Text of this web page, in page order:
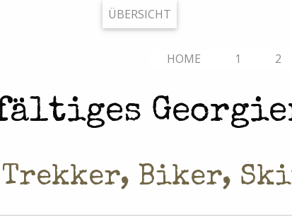
ÜBERSICHT
HOME 1 2
Biker,